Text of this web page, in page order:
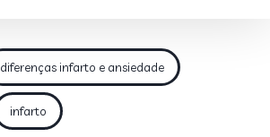
diferenças infarto e ansiedade
infarto